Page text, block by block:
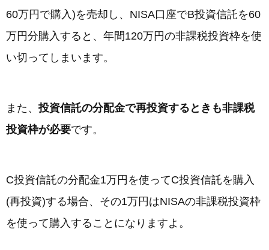
60万円で購入)を売却し、NISA口座でB投資信託を60
万円分購入すると、年間120万円の非課税投資枠を使
い切ってしまいます。
また、投資信託の分配金で再投資するときも非課税
投資枠が必要です。
C投資信託の分配金1万円を使ってC投資信託を購入
(再投資)する場合、その1万円はNISAの非課税投資枠
を使って購入することになりますよ。